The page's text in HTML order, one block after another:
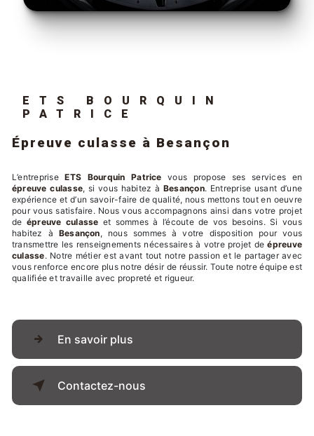
ETS BOURQUIN
PATRICE
épreuve culasse à Besançon
L’entrepriseETS Bourquin Patrice vous propose ses services en
épreuve culasse, si vous habitez àBesançon. Entreprise usant d’une
expérience et d’un savoir-faire de qualité, nous mettons tout en oeuvre
pour vous satisfaire. Nous vous accompagnons ainsi dans votre projet
de épreuve culasse et sommes à l’écoute de vos besoins. Si vous
habitez à Besançon, nous sommes à votre disposition pour vous
transmettre les renseignements nécessaires à votre projet deépreuve
culasse. Notre métier est avant tout notre passion et le partager avec
vous renforce encore plus notre désir de réussir. Toute notre équipe est
qualifiée et travaille avec propreté et rigueur.
En savoir plus
Contactez-nous